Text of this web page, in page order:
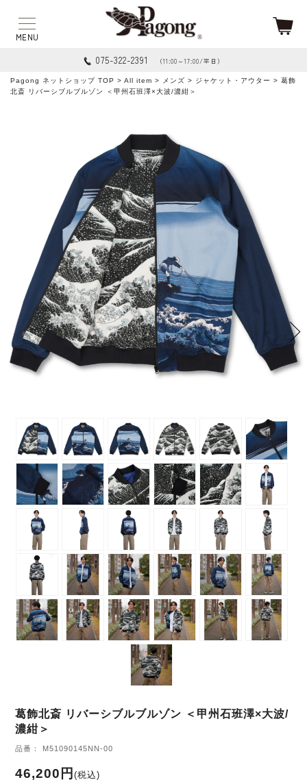
075-322-2391 （11:00～17:00/平日）
Pagong ネットショップ TOP > All item > メンズ > ジャケット・アウター > 葛飾
北斎 リバーシブルブルゾン ＜甲州石班澤×大波/濃紺＞
葛飾北斎 リバーシブルブルゾン ＜甲州石班澤×大波/
濃紺＞
品番： M51090145NN-00
46,200円(税込)